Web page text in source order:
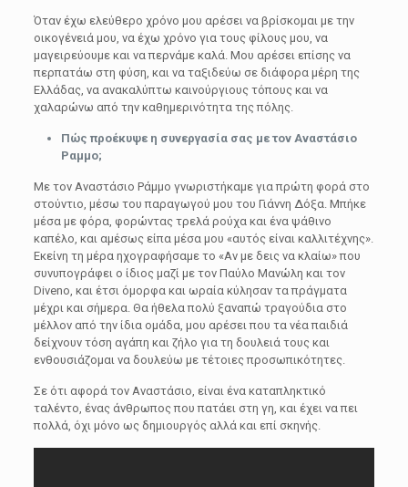
Όταν έχω ελεύθερο χρόνο μου αρέσει να βρίσκομαι με την
οικογένειά μου, να έχω χρόνο για τους φίλους μου, να
μαγειρεύουμε και να περνάμε καλά. Μου αρέσει επίσης να
περπατάω στη φύση, και να ταξιδεύω σε διάφορα μέρη της
Ελλάδας, να ανακαλύπτω καινούργιους τόπους και να
χαλαρώνω από την καθημερινότητα της πόλης.
Πώς προέκυψε η συνεργασία σας με τον Αναστάσιο
Ραμμο;
Με τον Αναστάσιο Ράμμο γνωριστήκαμε για πρώτη φορά στο
στούντιο, μέσω του παραγωγού μου του Γιάννη Δόξα. Μπήκε
μέσα με φόρα, φορώντας τρελά ρούχα και ένα ψάθινο
καπέλο, και αμέσως είπα μέσα μου «αυτός είναι καλλιτέχνης».
Εκείνη τη μέρα ηχογραφήσαμε το «Αν με δεις να κλαίω» που
συνυπογράφει ο ίδιος μαζί με τον Παύλο Μανώλη και τον
Diveno, και έτσι όμορφα και ωραία κύλησαν τα πράγματα
μέχρι και σήμερα. Θα ήθελα πολύ ξαναπώ τραγούδια στο
μέλλον από την ίδια ομάδα, μου αρέσει που τα νέα παιδιά
δείχνουν τόση αγάπη και ζήλο για τη δουλειά τους και
ενθουσιάζομαι να δουλεύω με τέτοιες προσωπικότητες.
Σε ότι αφορά τον Αναστάσιο, είναι ένα καταπληκτικό
ταλέντο, ένας άνθρωπος που πατάει στη γη, και έχει να πει
πολλά, όχι μόνο ως δημιουργός αλλά και επί σκηνής.